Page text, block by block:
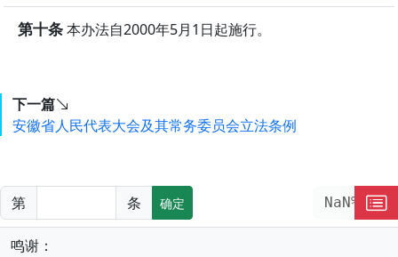
第十条本办法自2000年5月1日起施行。
下一篇
安徽省人民代表大会及其常务委员会立法条例
第 条 确定 NaN%
鸣谢：